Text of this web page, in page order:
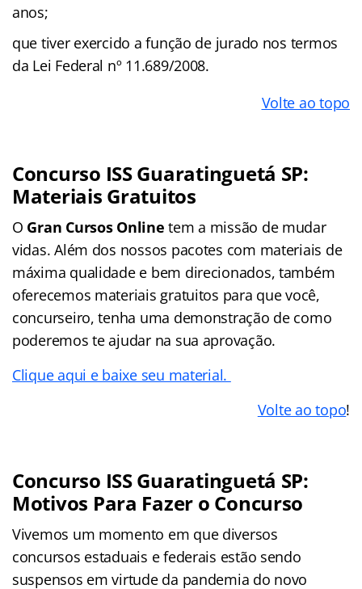
anos;
que tiver exercido a função de jurado nos termos
da Lei Federal nº 11.689/2008.
Volte ao topo
Concurso ISS Guaratinguetá SP:
Materiais Gratuitos
O Gran Cursos Onlinetem a missão de mudar
vidas. Além dos nossos pacotes com materiais de
máxima qualidade e bem direcionados, também
oferecemos materiais gratuitos para que você,
concurseiro, tenha uma demonstração de como
poderemos te ajudar na sua aprovação.
Clique aqui e baixe seu material.
Volte ao topo!
Concurso ISS Guaratinguetá SP:
Motivos Para Fazer o Concurso
Vivemos um momento em que diversos
concursos estaduais e federais estão sendo
suspensos em virtude da pandemia do novo